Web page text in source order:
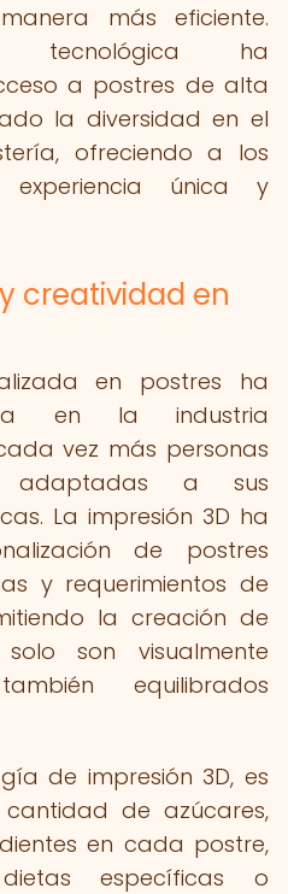
más eficiente.
tecnológica ha
a postres de alta
la diversidad en el
ofreciendo a los
experiencia única y
creatividad en
en postres ha
en la industria
vez más personas
adaptadas a sus
La impresión 3D ha
de postres
y requerimientos de
la creación de
son visualmente
equilibrados
de impresión 3D, es
de azúcares,
en cada postre,
específicas o